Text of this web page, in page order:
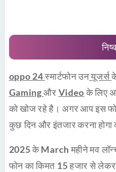
oppo 24स्मार्टफोन उनयूजर्स
Gamingऔर Videoके लिए
को खोज रहे है। अगर आप इस
कुछ दिन और इंतजार करना होगा
2025केMarchमहीने मव
फोन का किमत 15 हजारसे लेकर